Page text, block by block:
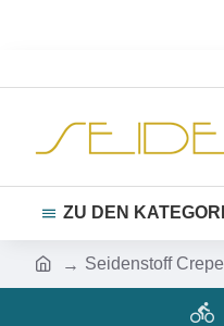
ZU DEN
Seidenstoff